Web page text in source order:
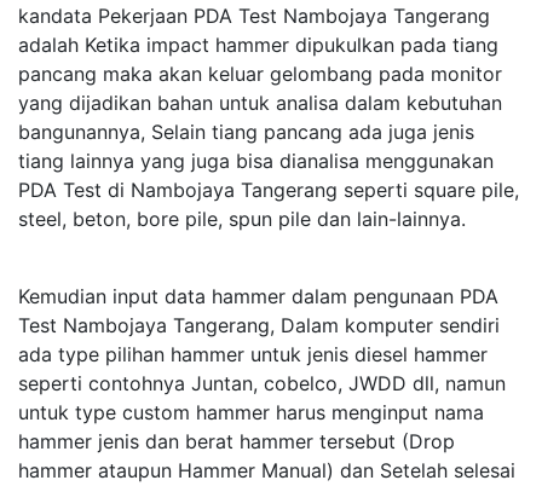
kandata Pekerjaan PDA Test Nambojaya Tangerang
adalah Ketika impact hammer dipukulkan pada tiang
pancang maka akan keluar gelombang pada monitor
yang dijadikan bahan untuk analisa dalam kebutuhan
bangunannya, Selain tiang pancang ada juga jenis
tiang lainnya yang juga bisa dianalisa menggunakan
PDA Test di Nambojaya Tangerang seperti square pile,
steel, beton, bore pile, spun pile dan lain-lainnya.
Kemudian input data hammer dalam pengunaan PDA
Test Nambojaya Tangerang, Dalam komputer sendiri
ada type pilihan hammer untuk jenis diesel hammer
seperti contohnya Juntan, cobelco, JWDD dll, namun
untuk type custom hammer harus menginput nama
hammer jenis dan berat hammer tersebut (Drop
hammer ataupun Hammer Manual) dan Setelah selesai